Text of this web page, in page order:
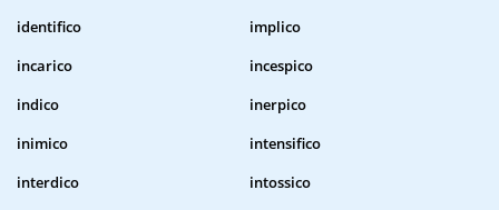
identifico
implico
incarico
incespico
indico
inerpico
inimico
intensifico
interdico
intossico